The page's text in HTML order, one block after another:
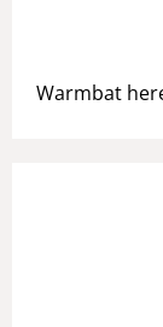
Warmbat